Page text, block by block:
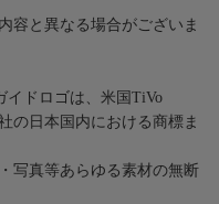
容と異なる場合がございま
イドロゴは、米国TiVo
の日本国内における商標ま
写真等あらゆる素材の無断